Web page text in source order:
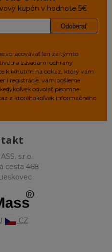
kupón v hodnote 5€
Odoberať
spracovávať len za týmto
a zásadami ochrany
kliknutím na odkaz, ktorý vám
registrácie, vám pošleme
odvolať písomne
z ktoréhokoľvek informačného
s.r.o.
cesta 468
CZ